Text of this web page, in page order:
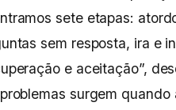
sete etapas:
sem resposta, ira e
e aceitação”,
surgem